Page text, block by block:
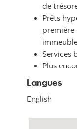
de
Prêts
première
Services
Plus
Langues
English